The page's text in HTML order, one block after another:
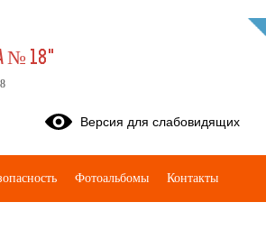
№ 18"
Версия для слабовидящих
Фотоальбомы Контакты